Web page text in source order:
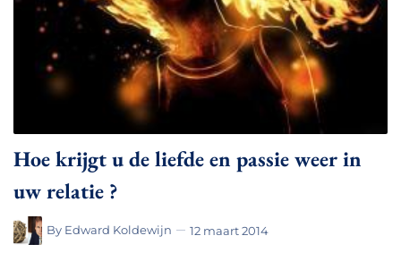
Hoe krijgt u de liefde en passie weer in
uw relatie ?
By Edward Koldewijn 12 maart 2014